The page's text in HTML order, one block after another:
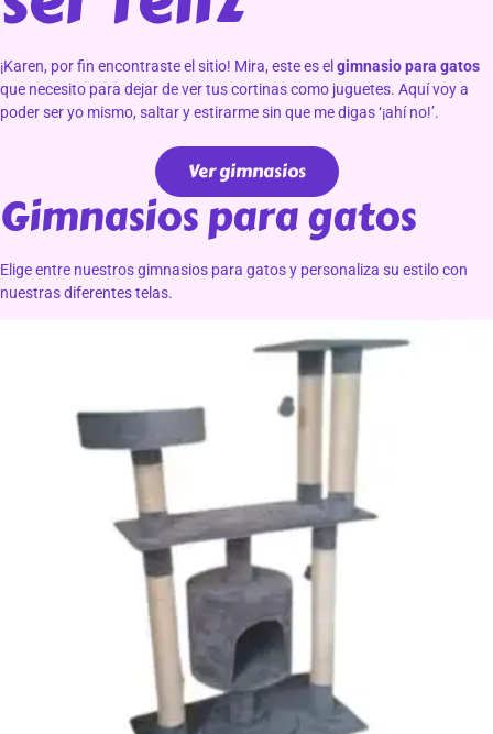
¡Karen, por fin encontraste el sitio! Mira, este es el gimnasio para gatos
que necesito para dejar de ver tus cortinas como juguetes. Aquí voy a
poder ser yo mismo, saltar y estirarme sin que me digas ‘¡ahí no!’.
Ver gimnasios
Gimnasios para gatos
Elige entre nuestros gimnasios para gatos y personaliza su estilo con
nuestras diferentes telas.